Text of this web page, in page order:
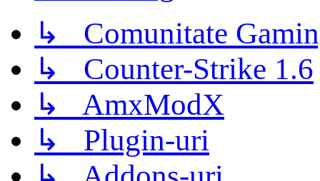
↳ Comunitate
↳ Counter-Strike 1.6
↳ AmxModX
↳ Plugin-uri